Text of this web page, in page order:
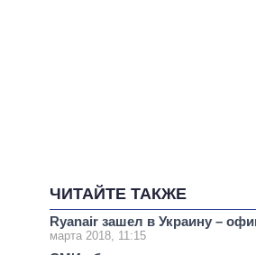
ЧИТАЙТЕ ТАКЖЕ
Ryanair зашел в Украину –
марта 2018, 11:15